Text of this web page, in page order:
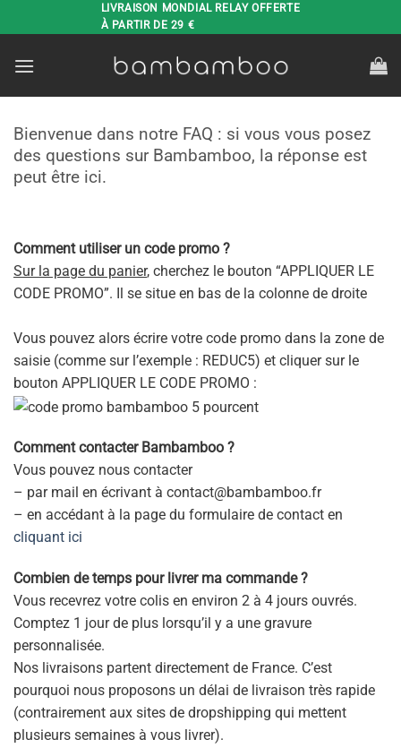
au
LIVRAISON MONDIAL RELAY OFFERTE
À PARTIR DE 29 €
Bienvenue dans notre FAQ : si vous vous posez
des questions sur Bambamboo, la réponse est
peut être ici.
Comment utiliser un code promo ?
Sur la page du panier, cherchez le bouton “APPLIQUER LE
CODE PROMO”. Il se situe en bas de la colonne de droite
Vous pouvez alors écrire votre code promo dans la zone de
saisie (comme sur l’exemple : REDUC5) et cliquer sur le
bouton APPLIQUER LE CODE PROMO :
Comment contacter Bambamboo ?
Vous pouvez nous contacter
– par mail en écrivant à contact@bambamboo.fr
– en accédant à la page du formulaire de contact en
cliquant ici
Combien de temps pour livrer ma commande ?
Vous recevrez votre colis en environ 2 à 4 jours ouvrés.
Comptez 1 jour de plus lorsqu’il y a une gravure
personnalisée.
Nos livraisons partent directement de France. C’est
pourquoi nous proposons un délai de livraison très rapide
(contrairement aux sites de dropshipping qui mettent
plusieurs semaines à vous livrer).